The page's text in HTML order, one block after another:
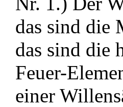
das sind die
das sind die
Feuer-
einer